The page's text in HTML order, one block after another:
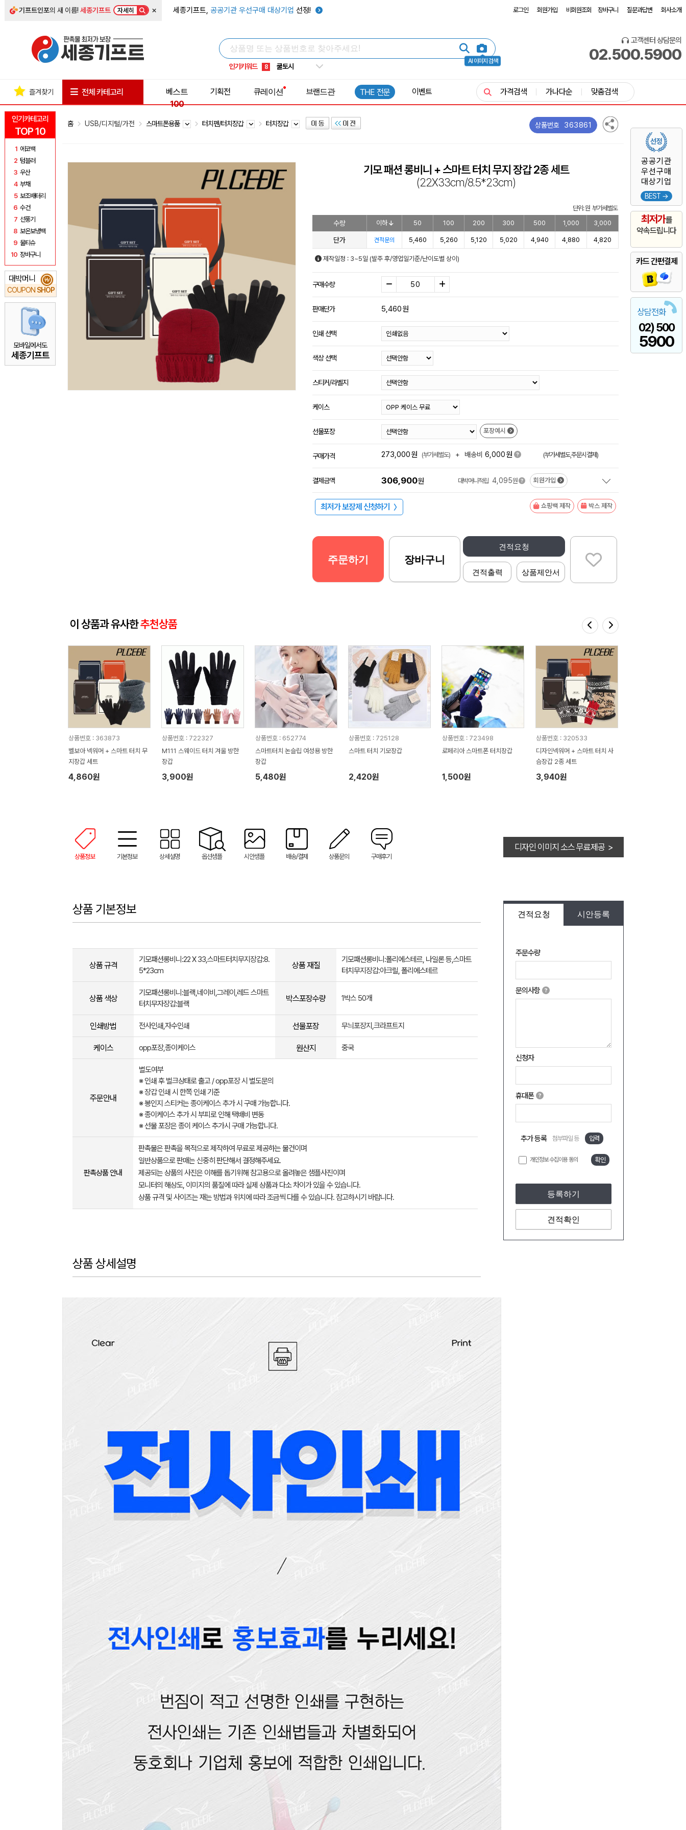
기프트인포의 새 이름!세종기프트 자세히 × 세종기프트, 공공기관 우선구매 대상기업 선정! 로그인 회원가입 비회원조회 장바구니 질문과답변 회사소개
AI 이미지 검색
인기키워드
5 키캡
8 쿨토시
9 넥쿨러
1 선풍기
고객센터 상담문의
02.500.5900
인기카테고리
TOP 10
1 에코백
2 텀블러
3 우산
4 부채
5 보조배터리
6 수건
7 선풍기
8 보온보냉백
9 물티슈
10 장바구니
대박머니
COUPON SHOP
₩
모바일에서도
세종기프트
공공기관
우선구매
대상기업
BEST →
최저가를
약속드립니다
카드 간편결제
상담전화
02) 500
5900
즐겨찾기 전체 카테고리
베스트
100
기획전 큐레이션 브랜드관 THE 전문 이벤트 가격검색 가나다순 맞춤검색
홈 USB/디지털/가전 스마트폰용품 터치펜/터치장갑 터치장갑 상품번호 363861
기모 패션 롱비니 + 스마트 터치 무지 장갑 2종 세트
(22X33cm/8.5*23cm)
단위: 원 부가세별도
수량 이하 50 100 200 300 500 1,000 3,000
단가 견적문의 5,460 5,260 5,120 5,020 4,940 4,880 4,820
제작일정 : 3~5일 (발주 후/영업일기준/난이도별 상이)
구매수량
판매단가 5,460원
인쇄 선택
색상 선택
스티커/라벨지
케이스
선물포장 포장예시
구매가격 273,000원 (부가세별도) + 배송비 6,000원 (부가세별도,주문시결제)
결제금액 306,900원 대박머니적립 4,095원 회원가입
최저가 보장제 신청하기 〉 쇼핑백 제작 박스 제작
견적요청
견적출력 상품제안서
주문하기 장바구니
이 상품과 유사한추천상품
상품번호 : 363873
벨보아 넥워머 + 스마트 터치 무
지장갑 세트
4,860원
상품번호 : 722327
M111 스웨이드 터치 겨울 방한
장갑
3,900원
상품번호 : 652774
스마트터치 논슬립 여성용 방한
장갑
5,480원
상품번호 : 725128
스마트 터치 기모장갑
2,420원
상품번호 : 723498
로페리아 스마트폰 터치장갑
1,500원
상품번호 : 320533
디자인넥워머 + 스마트 터치 사
슴장갑 2종 세트
3,940원
상품정보 기본정보 상세설명 옵션샘플 시안샘플 배송/결제 상품문의 구매후기
디자인 이미지 소스 무료제공 >
견적요청 시안등록
주문수량
문의사항
신청자
휴대폰
추가 등록 첨부파일 등 입력
개인정보 수집이용 동의 확인
등록하기
견적확인
상품 기본정보
상품 규격
기모패션롱비니:22 X 33,스마트터치무지장갑:8.
5*23cm
상품 재질
기모패션롱비니:폴리에스테르, 나일론 등,스마트
터치무지장갑:아크릴, 폴리에스테르
상품 색상
기모패션롱비니:블랙,네이비,그레이,레드 스마트
터치무자장갑:블랙
박스포장수량 1박스 50개
인쇄방법 전사인쇄,자수인쇄 선물포장 무늬포장지,크라프트지
케이스 opp포장,종이케이스 원산지 중국
주문안내
별도여부
※ 인쇄 후 벌크상태로 출고 / opp포장 시 별도문의
※ 장갑 인쇄 시 한쪽 인쇄 기준
※ 봉인지 스티커는 종이케이스 추가 시 구매 가능합니다.
※ 종이케이스 추가 시 부피로 인해 택배비 변동
※ 선물 포장은 종이 케이스 추가시 구매 가능합니다.
판촉상품 안내
판촉물은 판촉을 목적으로 제작하여 무료로 제공하는 물건이며
일반상품으로 판매는 신중히 판단해서 결정해주세요.
제공되는 상품의 사진은 이해를 돕기위해 참고용으로 올려놓은 샘플사진이며
모니터의 해상도, 이미지의 품질에 따라 실제 상품과 다소 차이가 있을 수 있습니다.
상품 규격 및 사이즈는 재는 방법과 위치에 따라 조금씩 다를 수 있습니다. 참고하시기 바랍니다.
상품 상세설명